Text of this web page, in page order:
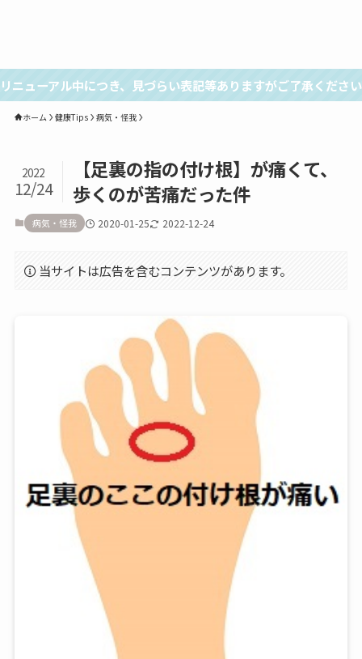
リニューアル中につき、見づらい表記等ありますがご了承ください
ホーム 健康Tips 病気・怪我
【足裏の指の付け根】が痛くて、
歩くのが苦痛だった件
2022
12/24
病気・怪我 2020-01-25 2022-12-24
当サイトは広告を含むコンテンツがあります。